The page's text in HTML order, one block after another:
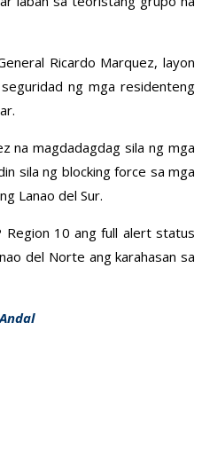
Ricardo Marquez, layon
ng mga residenteng
na magdadagdag sila ng mga
sila ng blocking force sa mga
Lanao del Sur.
Region 10 ang full alert status
del Norte ang karahasan sa